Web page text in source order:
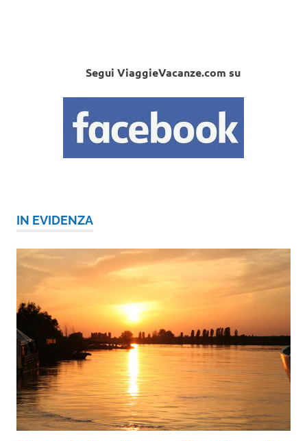
Segui ViaggieVacanze.com su
IN EVIDENZA